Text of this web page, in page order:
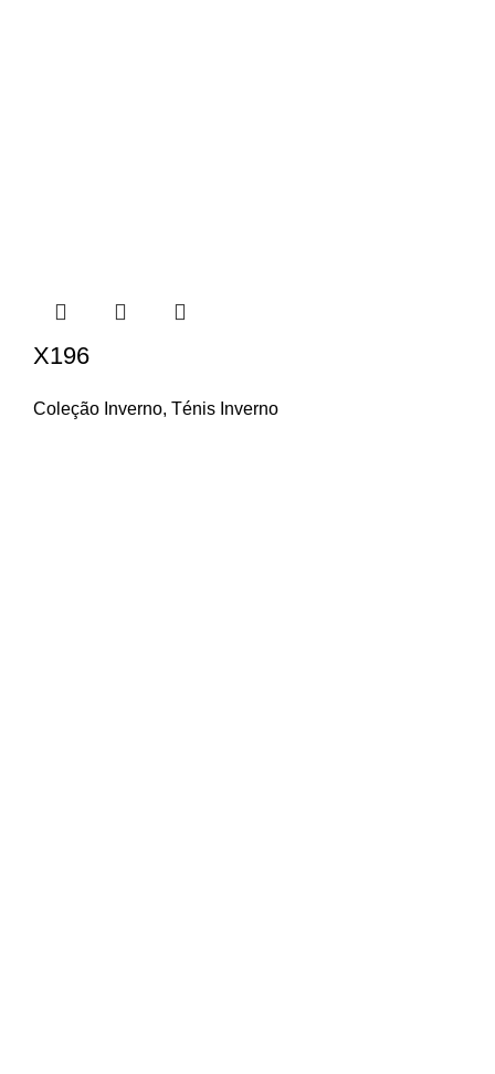
X196
Coleção Inverno, Ténis Inverno